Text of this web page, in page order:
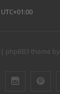
UTC+01:00
| phpBB3 theme by